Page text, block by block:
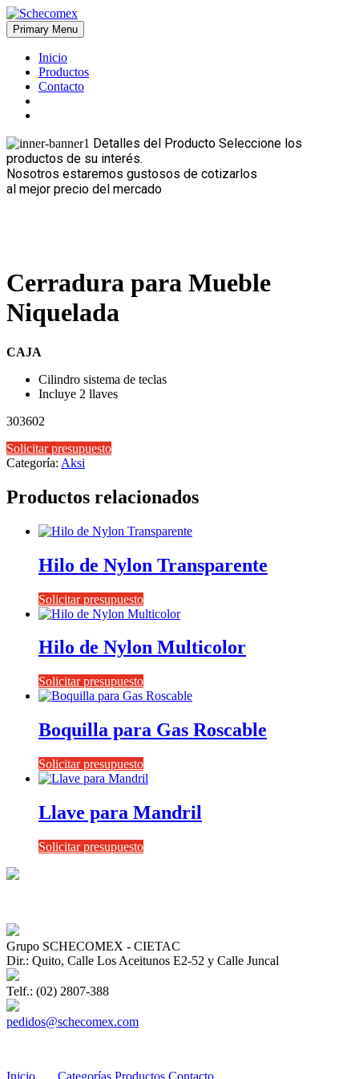
Skip
to
content
Schecomex
Herramientas, materiales y acabados para la construcción
Primary Menu
Inicio
Productos
Contacto
Detalles del Producto Seleccione los
productos de su interés.
Nosotros estaremos gustosos de cotizarlos
al mejor precio del mercado
Cerradura para Mueble
Niquelada
CAJA
Cilindro sistema de teclas
Incluye 2 llaves
303602
Solicitar presupuesto
Categoría: Aksi
Productos relacionados
Hilo de Nylon Transparente
Solicitar presupuesto
Hilo de Nylon Multicolor
Solicitar presupuesto
Boquilla para Gas Roscable
Solicitar presupuesto
Llave para Mandril
Solicitar presupuesto
Grupo SCHECOMEX - CIETAC
Dir.: Quito, Calle Los Aceitunos E2-52 y Calle Juncal
Telf.: (02) 2807-388
pedidos@schecomex.com
Inicio Categorías Productos Contacto